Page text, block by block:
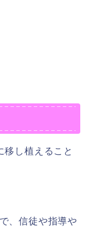
移し植えること
、信徒や指導や